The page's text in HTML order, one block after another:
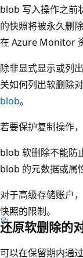
blob 写入操作之前
的快照将被永久删
在 Azure Monitor
除非显式显示或列
关如何列出软删除
blob。
若要保护复制操作
blob 软删除不能防
blob 的元数据或属
对于高级存储账户
快照的限制。
还原软删除的
可以在保留期内通